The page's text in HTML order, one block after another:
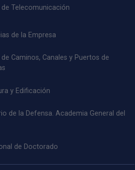
de Telecomunicación
de la Empresa
Caminos, Canales y Puertos de
y Edificación
de la Defensa. Academia General del
de Doctorado